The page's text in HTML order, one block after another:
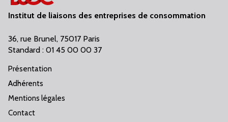
Institut de liaisons des entreprises de consommation
36, rue Brunel, 75017 Paris
Standard : 01 45 00 00 37
Présentation
Adhérents
Mentions légales
Contact